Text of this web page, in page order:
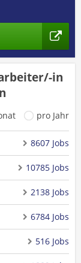
in
pro Jahr
8607 Jobs
10785 Jobs
2138 Jobs
6784 Jobs
516 Jobs